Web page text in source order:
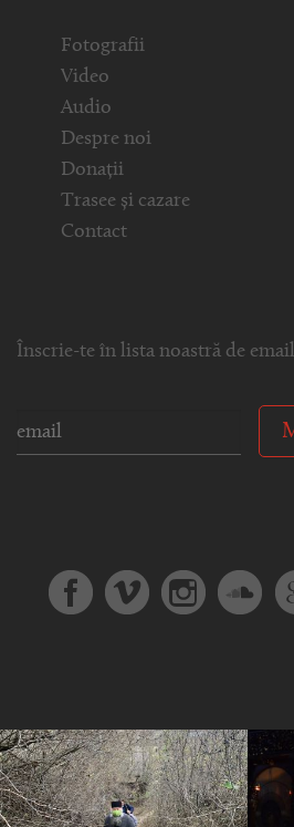
Fotografii
Video
Audio
Despre noi
Donații
Trasee și cazare
Contact
Înscrie-te în lista noastră de